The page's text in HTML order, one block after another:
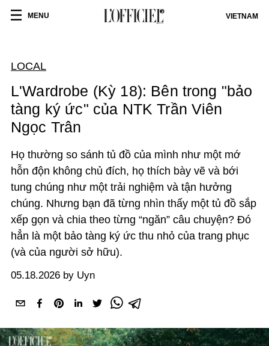
MENU VIETNAM
LOCAL
L'Wardrobe (Kỳ 18): Bên trong "bảo
tàng ký ức" của NTK Trần Viên
Ngọc Trân
Họ thường so sánh tủ đồ của mình như một mớ
hỗn độn không chủ đích, họ thích bày vẽ và bới
tung chúng như một trải nghiệm và tận hưởng
chúng. Nhưng bạn đã từng nhìn thấy một tủ đồ sắp
xếp gọn và chia theo từng “ngăn” câu chuyện? Đó
hẳn là một bảo tàng ký ức thu nhỏ của trang phục
(và của người sở hữu).
05.18.2026 by Uyn